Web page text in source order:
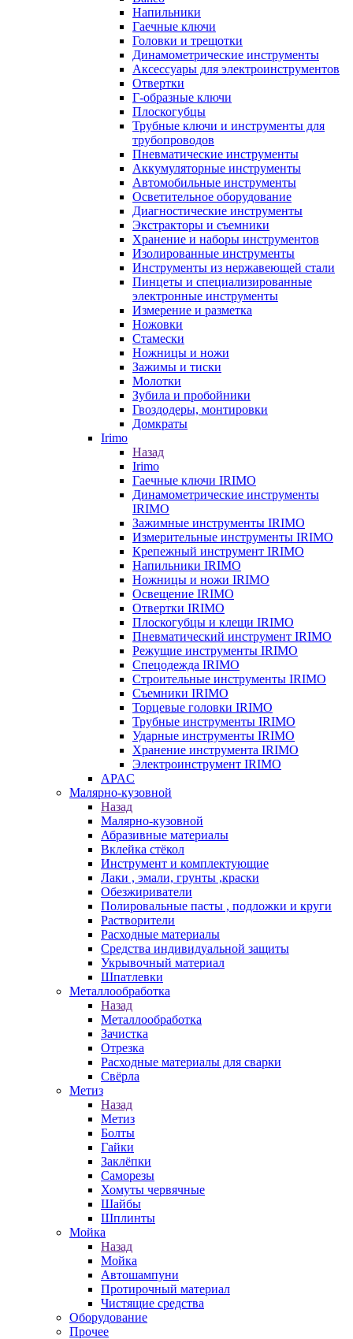
Напильники
Гаечные ключи
Головки и трещотки
Динамометрические инструменты
Аксессуары для электроинструментов
Отвертки
Г-образные ключи
Плоскогубцы
Трубные ключи и инструменты для
трубопроводов
Пневматические инструменты
Аккумуляторные инструменты
Автомобильные инструменты
Осветительное оборудование
Диагностические инструменты
Экстракторы и съемники
Хранение и наборы инструментов
Изолированные инструменты
Инструменты из нержавеющей стали
Пинцеты и специализированные
электронные инструменты
Измерение и разметка
Ножовки
Стамески
Ножницы и ножи
Зажимы и тиски
Молотки
Зубила и пробойники
Гвоздодеры, монтировки
Домкраты
Irimo
Назад
Irimo
Гаечные ключи IRIMO
Динамометрические инструменты
IRIMO
Зажимные инструменты IRIMO
Измерительные инструменты IRIMO
Крепежный инструмент IRIMO
Напильники IRIMO
Ножницы и ножи IRIMO
Освещение IRIMO
Отвертки IRIMO
Плоскогубцы и клещи IRIMO
Пневматический инструмент IRIMO
Режущие инструменты IRIMO
Спецодежда IRIMO
Строительные инструменты IRIMO
Съемники IRIMO
Торцевые головки IRIMO
Трубные инструменты IRIMO
Ударные инструменты IRIMO
Хранение инструмента IRIMO
Электроинструмент IRIMO
APAC
Малярно-кузовной
Назад
Малярно-кузовной
Абразивные материалы
Вклейка стёкол
Инструмент и комплектующие
Лаки , эмали, грунты ,краски
Обезжириватели
Полировальные пасты , подложки и круги
Растворители
Расходные материалы
Средства индивидуальной защиты
Укрывочный материал
Шпатлевки
Металлообработка
Назад
Металлообработка
Зачистка
Отрезка
Расходные материалы для сварки
Свёрла
Метиз
Назад
Метиз
Болты
Гайки
Заклёпки
Саморезы
Хомуты червячные
Шайбы
Шплинты
Мойка
Назад
Мойка
Автошампуни
Протирочный материал
Чистящие средства
Оборудование
Прочее